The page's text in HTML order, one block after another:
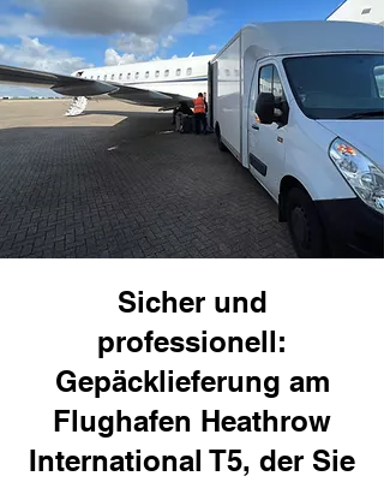
Sicher und
professionell:
Gepäcklieferung am
Flughafen Heathrow
International T5, der Sie